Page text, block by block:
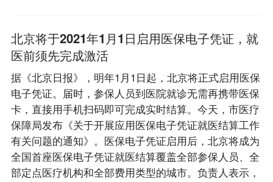
北京将于2021年1月1日启用医保电子凭证，就
医前须先完成激活
据《北京日报》，明年1月1日起，北京将正式启用医保
电子凭证。届时，参保人员到医院就诊无需再携带医保
卡，直接用手机扫码即可完成实时结算。今天，市医疗
保障局发布《关于开展应用医保电子凭证就医结算工作
有关问题的通知》。医保电子凭证启用后，北京将成为
全国首座医保电子凭证就医结算覆盖全部参保人员、全
部定点医疗机构和全部费用类型的城市。负责人表示，